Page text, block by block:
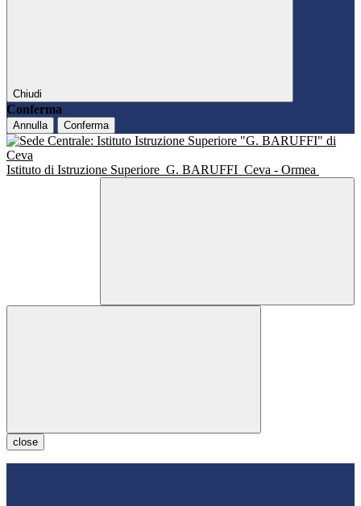
Chiudi
Conferma
Annulla Conferma
Istituto di Istruzione Superiore G. BARUFFI Ceva - Ormea
close